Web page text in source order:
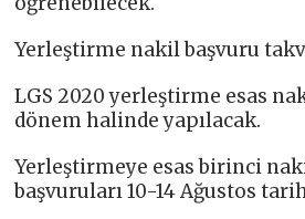
Yerleştirme nakil başvuru
LGS 2020 yerleştirme esas
dönem halinde yapılacak.
Yerleştirmeye esas birinci
başvuruları 10-14 Ağustos